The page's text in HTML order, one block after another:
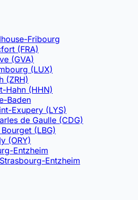
Fribourg
(FRA)
(GVA)
(LUX)
(ZRH)
Hahn (HHN)
Baden
Exupery (LYS)
de Gaulle (CDG)
(LBG)
(ORY)
Entzheim
Entzheim